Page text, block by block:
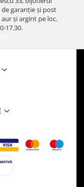
garanție și post
și argint pe loc.
17.30.